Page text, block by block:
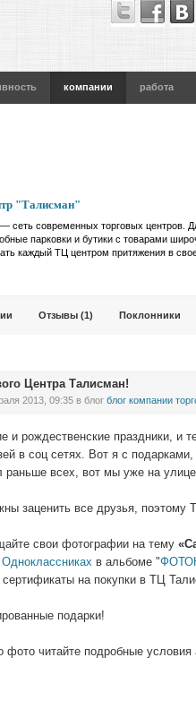
компании работа
"Талисман"
сеть современных торговых центров.
парковки и бутики с товарами
каждый ТЦ центром притяжения в
Отзывы (1) Поклонники
Центра Талисман!
2013, 09:35 в блог блог компании
и рождественские праздники, и
в соц сетях. Вот я с
раньше всех, вот мы уже на
заценить все друзья,
свои фотографии на тему
Одноклассниках в альбоме "
на покупки в ТЦ
подарки!
фото читайте подробные